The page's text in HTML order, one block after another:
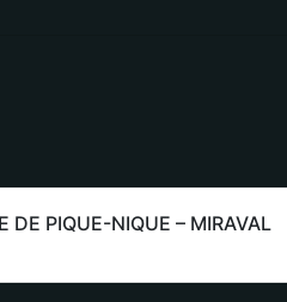
DE PIQUE-NIQUE – MIRAVAL